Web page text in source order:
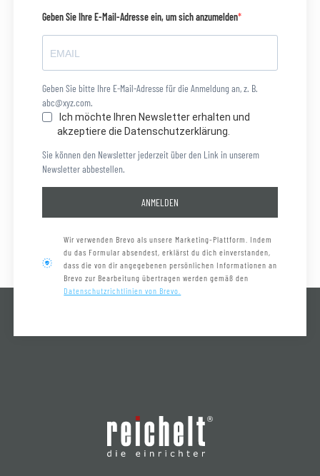
Geben Sie Ihre E-Mail-Adresse ein, um sich anzumelden
Geben Sie bitte Ihre E-Mail-Adresse für die Anmeldung an, z. B.
abc@xyz.com.
Ich möchte Ihren Newsletter erhalten und
akzeptiere die Datenschutzerklärung.
Sie können den Newsletter jederzeit über den Link in unserem
Newsletter abbestellen.
ANMELDEN
Wir verwenden Brevo als unsere Marketing-Plattform. Indem
du das Formular absendest, erklärst du dich einverstanden,
dass die von dir angegebenen persönlichen Informationen an
Brevo zur Bearbeitung übertragen werden gemäß den
Datenschutzrichtlinien von Brevo.